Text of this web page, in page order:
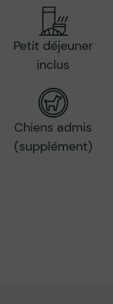
Petit déjeuner
inclus
Chiens admis
(supplément)